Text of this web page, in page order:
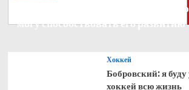
Бобровский — о голкипере
могу способствовать его развитию
Хоккей
Бобровский: я буду
хоккей всю жизнь